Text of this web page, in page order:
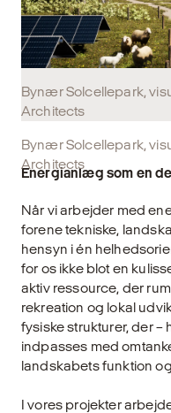
Bynær Solcellepark,
Architects
Bynær Solcellepark,
Architects
Energianlæg som en
Når vi arbejder med
forene tekniske,
hensyn i én
for os ikke blot en
aktiv ressource, der
rekreation og lokal
fysiske strukturer, der
indpasses med
landskabets funktion
I vores projekter